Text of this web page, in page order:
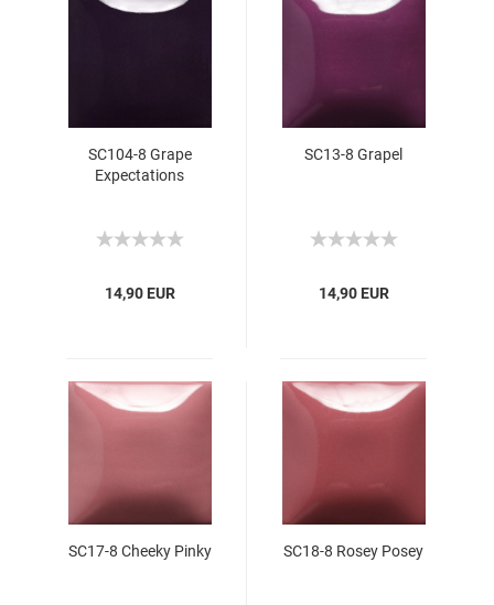
SC104-8 Grape
Expectations
14,90 EUR
SC13-8 Grapel
14,90 EUR
SC17-8 Cheeky Pinky SC18-8 Rosey Posey